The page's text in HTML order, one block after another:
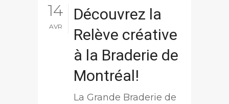
14
AVR
Découvrez la
Relève créative
à la Braderie de
Montréal!
La Grande Braderie de